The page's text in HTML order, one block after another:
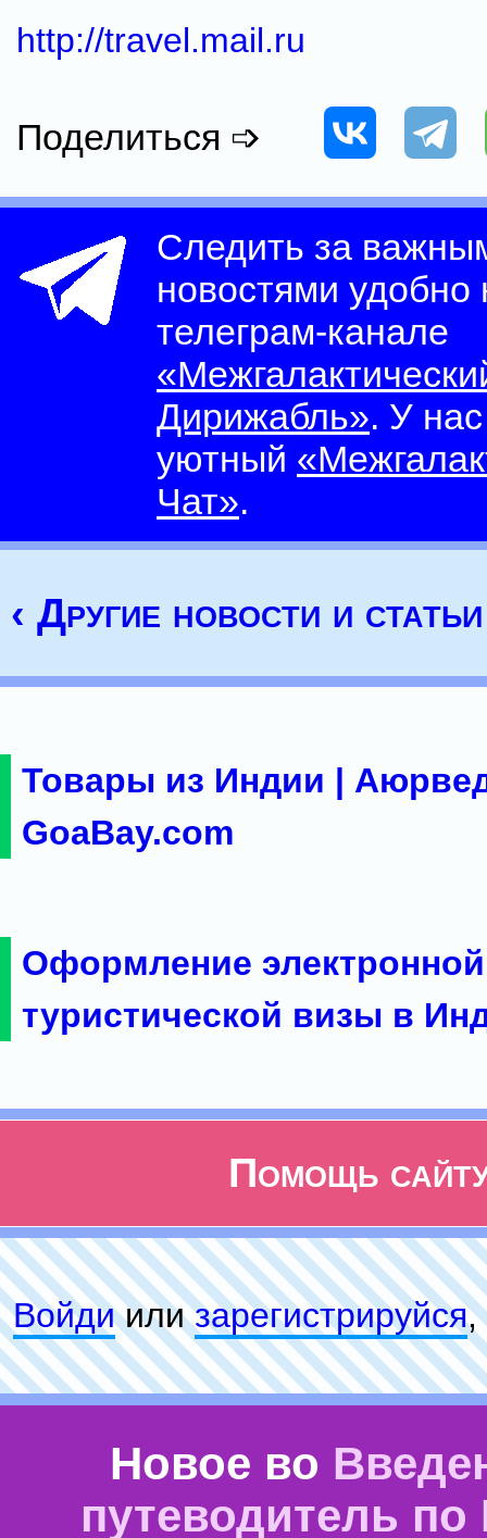
http://travel.mail.ru
Поделиться ➩
Следить за
новостями
телеграм-канале
Дирижабль». У
уютный
Чат».
‹ Другие новости и статьи
Товары из Индии |
GoaBay.com
Оформление электронной
туристической визы в
Помощь
Войдиилизарeгиcтpируйся,
Новое во
путеводитель